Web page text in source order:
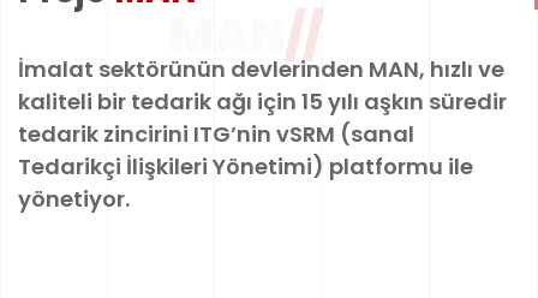
HADİ BAŞLAYALIM
//
İmalat sektörünün devlerinden MAN, hızlı ve
kaliteli bir tedarik ağı için 15 yılı aşkın süredir
tedarik zincirini ITG’nin vSRM (sanal
Tedarikçi İlişkileri Yönetimi) platformu ile
yönetiyor.